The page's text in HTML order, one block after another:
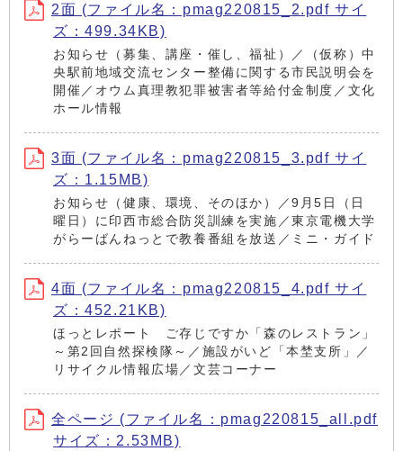
2面 (ファイル名：pmag220815_2.pdf サイ
ズ：499.34KB)
お知らせ（募集、講座・催し、福祉）／（仮称）中
央駅前地域交流センター整備に関する市民説明会を
開催／オウム真理教犯罪被害者等給付金制度／文化
ホール情報
3面 (ファイル名：pmag220815_3.pdf サイ
ズ：1.15MB)
お知らせ（健康、環境、そのほか）／9月5日（日
曜日）に印西市総合防災訓練を実施／東京電機大学
がらーばんねっとで教養番組を放送／ミニ・ガイド
4面 (ファイル名：pmag220815_4.pdf サイ
ズ：452.21KB)
ほっとレポート ご存じですか「森のレストラン」
～第2回自然探検隊～／施設がいど「本埜支所」／
リサイクル情報広場／文芸コーナー
全ページ (ファイル名：pmag220815_all.pdf
サイズ：2.53MB)